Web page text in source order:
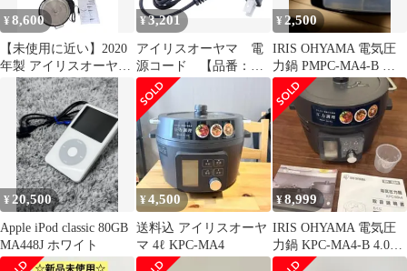
¥8,600
【未使用に近い】2020
年製 アイリスオーヤマ
電気圧力鍋 4.0L PMPC-
MA4-B ブラック
¥3,201
アイリスオーヤマ 電
源コード 【品番：
998850】○
¥ 2,500
IRIS OHYAMA 電気圧
力鍋 PMPC-MA4-B
圧力鍋のおもり
¥ 20,500
Apple iPod classic 80GB
MA448J ホワイト
¥4,500
送料込 アイリスオーヤ
マ 4ℓ KPC-MA4
¥8,999
IRIS OHYAMA 電気圧
力鍋 KPC-MA4-B 4.0L
2023年製